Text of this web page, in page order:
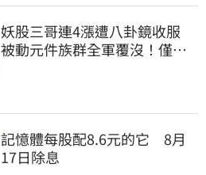
妖股三哥連4漲遭八卦鏡收服
被動元件族群全軍覆沒！僅剩
記憶體每股配8.6元的它 8月
17日除息